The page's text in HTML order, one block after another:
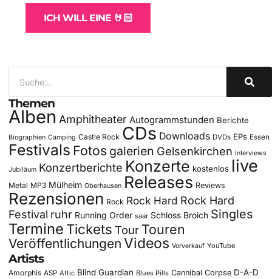
ICH WILL EINE 🤘🏻
Themen
Alben Amphitheater Autogrammstunden Berichte
Biographien Camping Castle Rock CDs Downloads DVDs EPs Essen
Festivals Fotos galerien Gelsenkirchen Interviews
Jubiläum Konzertberichte Konzerte kostenlos live
Metal MP3 Mülheim Oberhausen Releases Reviews
Rezensionen Rock Rock Hard Rock Hard
Festival ruhr Running Order saar Schloss Broich Singles
Termine Tickets Tour Touren
Veröffentlichungen Videos Vorverkauf YouTube
Artists
Amorphis ASP Attic Blind Guardian Blues Pills Cannibal Corpse D-A-D